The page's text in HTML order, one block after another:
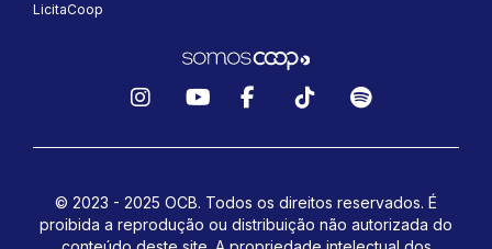
LicitaCoop
© 2023 - 2025 OCB. Todos os direitos reservados. É
proibida a reprodução ou distribuição não autorizada do